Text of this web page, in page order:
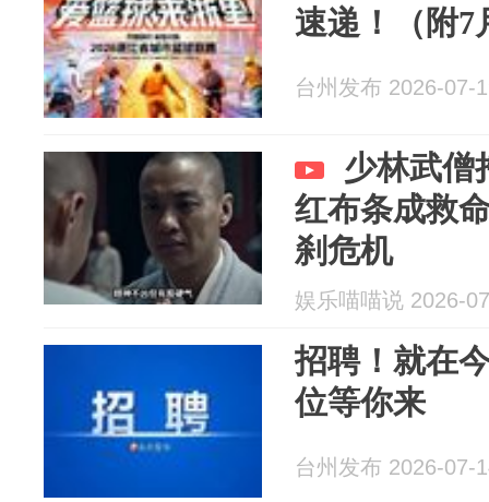
速递！（附7
台州发布 2026-07-
少林武僧
红布条成救
刹危机
娱乐喵喵说 2026-
招聘！就在
位等你来
台州发布 2026-07-